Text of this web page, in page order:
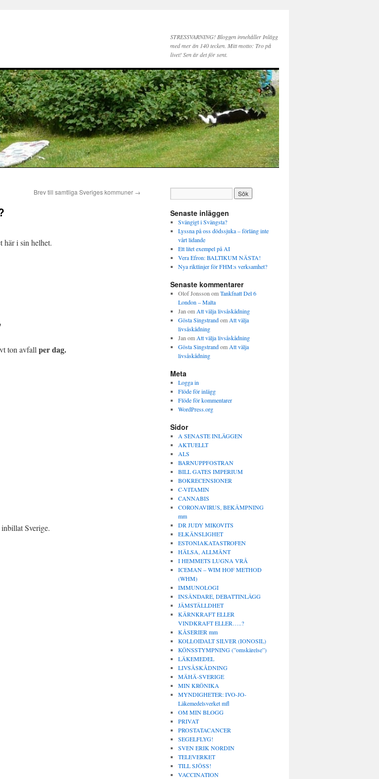
STRESSVARNING! Bloggen innehåller Inlägg
med mer än 140 tecken. Mitt motto: Tro på
livet! Sen är det för sent.
Brev till samtliga Sveriges kommuner →
här i sin helhet.
ton avfall per dag.
Sverige.
Senaste inläggen
Svängigt i Svängsta?
Lyssna på oss dödssjuka – förläng inte
vårt lidande
Ett litet exempel på AI
Vera Efron: BALTIKUM NÄSTA!
Nya riktlinjer för FHM:s verksamhet?
Senaste kommentarer
Olof Jonsson omTankfnatt Del 6
London – Malta
Jan om Att välja livsåskådning
Gösta Singstrandom Att välja
livsåskådning
Jan om Att välja livsåskådning
Gösta Singstrandom Att välja
livsåskådning
Meta
Logga in
Flöde för inlägg
Flöde för kommentarer
WordPress.org
Sidor
A SENASTE INLÄGGEN
AKTUELLT
ALS
BARNUPPFOSTRAN
BILL GATES IMPERIUM
BOKRECENSIONER
C-VITAMIN
CANNABIS
CORONAVIRUS, BEKÄMPNING
mm
DR JUDY MIKOVITS
ELKÄNSLIGHET
ESTONIAKATASTROFEN
HÄLSA, ALLMÄNT
I HEMMETS LUGNA VRÅ
ICEMAN – WIM HOF METHOD
(WHM)
IMMUNOLOGI
INSÄNDARE, DEBATTINLÄGG
JÄMSTÄLLDHET
KÄRNKRAFT ELLER
VINDKRAFT ELLER…..?
KÅSERIER mm
KOLLOIDALT SILVER (IONOSIL)
KÖNSSTYMPNING (”omskärelse”)
LÄKEMEDEL
LIVSÅSKÅDNING
MÄHÄ-SVERIGE
MIN KRÖNIKA
MYNDIGHETER: IVO-JO-
Läkemedelsverket mfl
OM MIN BLOGG
PRIVAT
PROSTATACANCER
SEGELFLYG!
SVEN ERIK NORDIN
TELEVERKET
TILL SJÖSS!
VACCINATION